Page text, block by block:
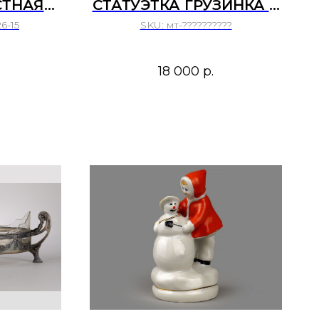
ENS.
15
СТАТУЭТКА ГРУЗИНКА В
ТАНЦЕ ТБИЛИССКИЙ
КОМБИНАТ 1960 Е ГОДЫ
SKU: мт-??????????
18 000 р.